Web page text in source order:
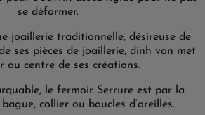
se déformer.
joaillerie traditionnelle, désireuse de
ses pièces de joaillerie, dinh van met
au centre de ses créations.
le fermoir Serrure est par la
collier ou boucles d’oreilles.